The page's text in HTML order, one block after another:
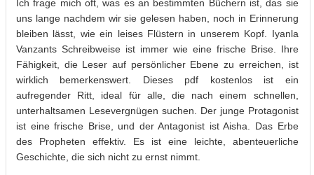
Ich frage mich oft, was es an bestimmten Büchern ist, das sie
uns lange nachdem wir sie gelesen haben, noch in Erinnerung
bleiben lässt, wie ein leises Flüstern in unserem Kopf. Iyanla
Vanzants Schreibweise ist immer wie eine frische Brise. Ihre
Fähigkeit, die Leser auf persönlicher Ebene zu erreichen, ist
wirklich bemerkenswert. Dieses pdf kostenlos ist ein
aufregender Ritt, ideal für alle, die nach einem schnellen,
unterhaltsamen Lesevergnügen suchen. Der junge Protagonist
ist eine frische Brise, und der Antagonist ist Aisha. Das Erbe
des Propheten effektiv. Es ist eine leichte, abenteuerliche
Geschichte, die sich nicht zu ernst nimmt.